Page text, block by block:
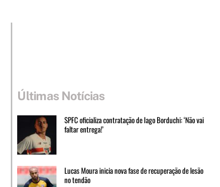
Últimas Notícias
SPFC oficializa contratação de Iago Borduchi: ‘Não vai
faltar entrega!’
Lucas Moura inicia nova fase de recuperação de lesão
no tendão